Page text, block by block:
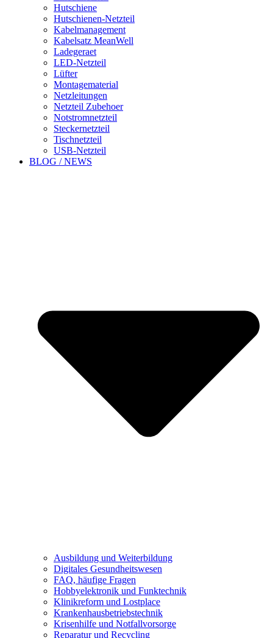
Hutschiene
Hutschienen-Netzteil
Kabelmanagement
Kabelsatz MeanWell
Ladegeraet
LED-Netzteil
Lüfter
Montagematerial
Netzleitungen
Netzteil Zubehoer
Notstromnetzteil
Steckernetzteil
Tischnetzteil
USB-Netzteil
BLOG / NEWS
Ausbildung und Weiterbildung
Digitales Gesundheitswesen
FAQ, häufige Fragen
Hobbyelektronik und Funktechnik
Klinikreform und Lostplace
Krankenhausbetriebstechnik
Krisenhilfe und Notfallvorsorge
Reparatur und Recycling